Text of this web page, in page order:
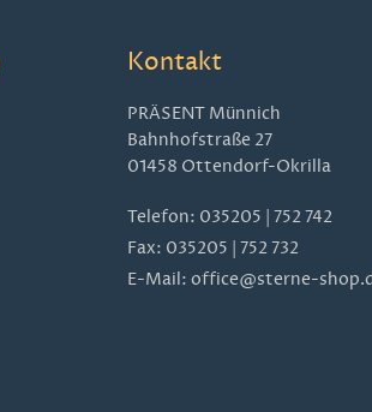
Kontakt
PRÄSENT Münnich
Bahnhofstraße 27
01458 Ottendorf-Okrilla
Telefon: 035205 | 752 742
Fax: 035205 | 752 732
E-Mail: office@sterne-